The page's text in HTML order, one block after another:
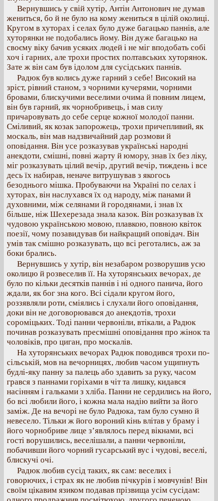
Вернувшись у свій хутір, Антін Антонович не думав
жениться, бо й не було на кому жениться в цілій околиці.
Кругом в хуторах і селах було дуже багацько паннів, але
хуторянки не подобались йому. Він дуже багацько на
своєму віку бачив усяких людей і не міг вподобать собі
хоч і гарних, але трохи простих полтавських хуторянок.
Зате ж він сам був ідолом для сусідських паннів.
Радюк був колись дуже гарний з себе! Високий на
зріст, рівний станом, з чорними кучерями, чорними
бровами, блискучими веселими очима й повним лицем,
він був гарний, як чорнобривець, і мав силу
причаровувать до себе серце кожної молодої панни.
Сміливий, як козак запорожець, трохи причепливий, як
москаль, він мав надзвичайний дар розмови й
оповідання. Він усе розказував українські народні
анекдоти, смішні, повні жарту й юмору, знав їх без ліку,
міг розказувать цілий вечір, другий вечір, тиждень і все
десь їх набирав, неначе витрушував з якогось
безоднього мішка. Пробуваючи на Україні по селах і
хуторах, він наслухався їх од народу, між панами й
духовними, між селянами й городянами, і знав їх
більше, ніж Шехерезада знала казок. Він розказував їх
чудовою українською мовою, плавкою, повною квіток
поезії, чому позавидував би найкращий оповідач. Він
умів так смішно розказувать, що всі реготались, аж за
боки брались.
Вернувшись у хутір, він незабаром розворушив усю
околицю й розвеселив її. На хуторянських вечорах, де
було по кільки десятків паннів і ні одного панича, його
ждали, як бог зна кого. Всі сідали кругом його,
роззявляли роти, сміялись і слухали його оповідання,
доки він не договорювався до анекдотів, трохи
сороміцьких. Тоді панни червоніли, втікали, а Радюк
починав розказувать пресмішні оповідання про жінок та
чоловіків, про циган, про москалів.
На хуторянських вечорах Радюк поводився трохи по-
сільській, мов на вечорницях, любив часом ущипнуть
будлі-яку панну за палець або здавить за руку, часом
грався з паннами горіхами в чіт та лишку, кидався
насінням і гальками з хліба. Панни не сердились на його,
бо всі любили його, і кожна мала надію вийти за його
заміж. Де на вечорі не було Радюка, там було сумно й
невесело. Тільки ж його вороний кінь влітав у браму і
його чорнобриве лице з’являлось перед вікнами, всі
гості ворушились, веселішали, а панни червоніли,
побачивши його чорний гусарський вус і чудові, веселі,
блискучі очі.
Радюк любив сусід таких, як сам: веселих і
говорючих, і страх як не любив пічкурів і мовчунів! Він
своїм цікавим язиком подавав прізвища усім сусідам: